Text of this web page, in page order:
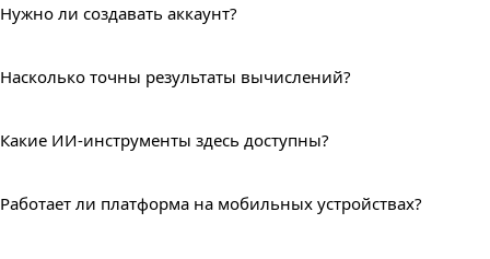
Нужно ли создавать аккаунт?
Насколько точны результаты вычислений?
Какие ИИ-инструменты здесь доступны?
Работает ли платформа на мобильных устройствах?